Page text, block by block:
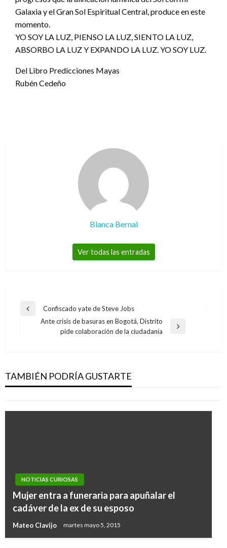
Galaxia y el Gran Sol Espiritual Central, produce en este
momento.
YO SOY LA LUZ, PIENSO LA LUZ, SIENTO LA LUZ,
ABSORBO LA LUZ Y EXPANDO LA LUZ. YO SOY LUZ.
Del Libro Predicciones Mayas
Rubén Cedeño
Blanca Bernal
Ver todas las entradas
Navegación
Entrada
anterior
Confiscado yate de Steve Jobs
Ante crisis de basuras en Bogotá, Distrito
pide colaboración de la ciudadanía
TAMBIÉN PODRÍA GUSTARTE
YouTube
Iván Briceño miércoles septiembre 17, 2014
NOTICIAS CURIOSAS
Mujer entra a funeraria para apuñalar el
cadáver de la ex de su esposo
Mateo Clavijo martes mayo 5, 2015